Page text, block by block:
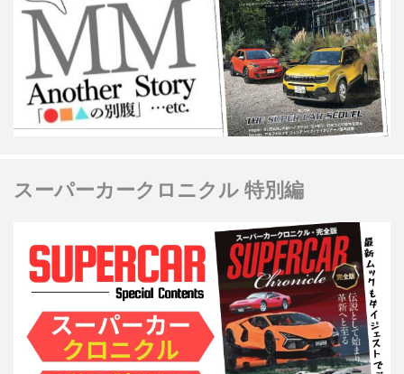
スーパーカークロニクル 特別編